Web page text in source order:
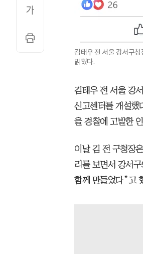
김태우 전 서울 강서구
밝혔다.
김태우 전 서울 강
신고센터를 개설했
을 경찰에 고발한
이날 김 전 구청장
리를 보면서 강서
함께 만들었다”고